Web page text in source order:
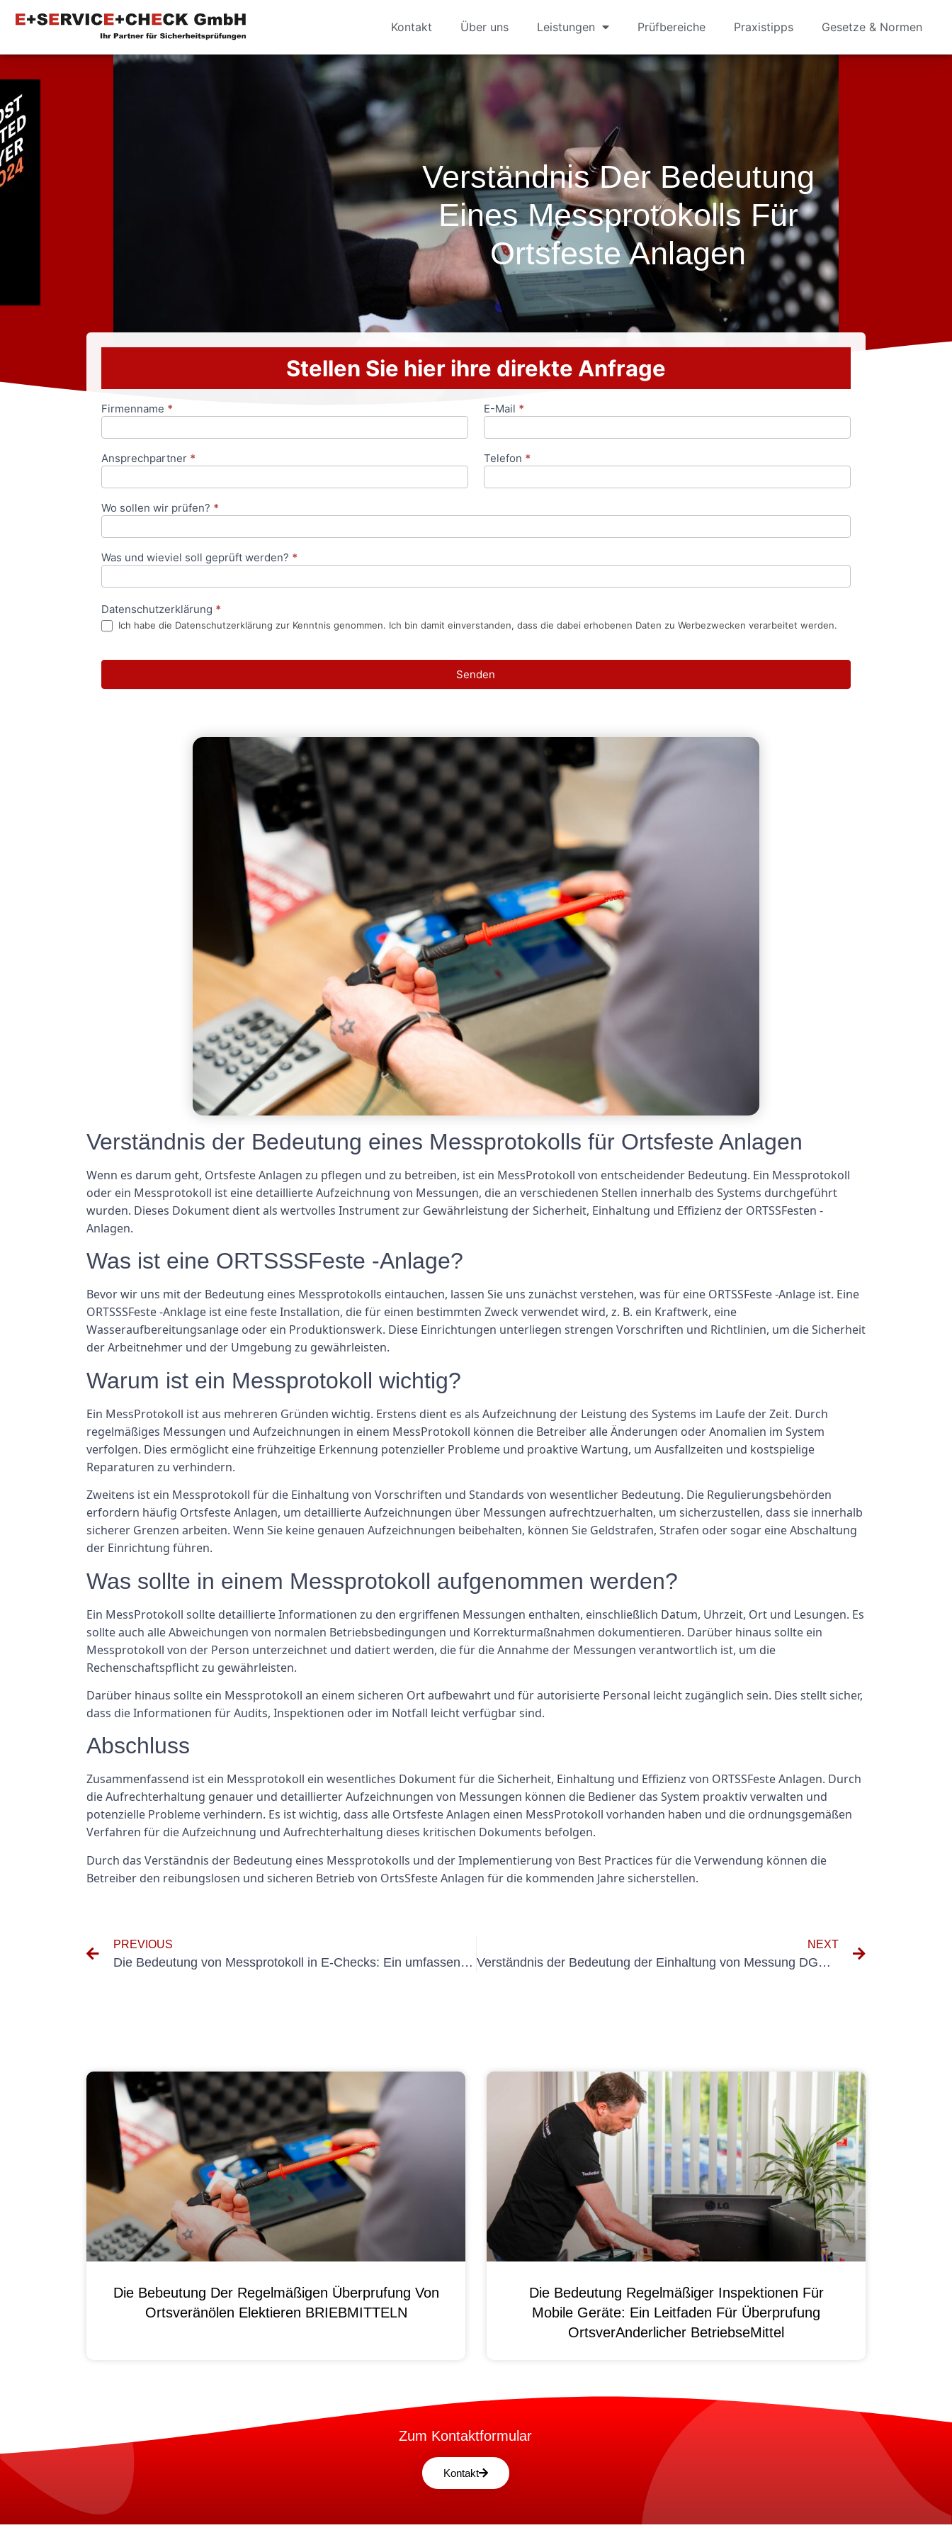
Kontakt Über uns Leistungen Prüfbereiche Praxistipps Gesetze & Normen
Verständnis Der Bedeutung
Eines Messprotokolls Für
Ortsfeste Anlagen
Stellen Sie hier ihre direkte Anfrage
Anfrageformular
Firmenname * E-Mail *
Ansprechpartner * Telefon *
Wo sollen wir prüfen? *
Was und wieviel soll geprüft werden? *
Datenschutzerklärung *
Ich habe die Datenschutzerklärung zur Kenntnis genommen. Ich bin damit einverstanden, dass die dabei erhobenen Daten zu Werbezwecken verarbeitet werden.
Senden
Verständnis der Bedeutung eines Messprotokolls für Ortsfeste Anlagen
Wenn es darum geht, Ortsfeste Anlagen zu pflegen und zu betreiben, ist ein MessProtokoll von entscheidender Bedeutung. Ein Messprotokoll
oder ein Messprotokoll ist eine detaillierte Aufzeichnung von Messungen, die an verschiedenen Stellen innerhalb des Systems durchgeführt
wurden. Dieses Dokument dient als wertvolles Instrument zur Gewährleistung der Sicherheit, Einhaltung und Effizienz der ORTSSFesten -
Anlagen.
Was ist eine ORTSSSFeste -Anlage?
Bevor wir uns mit der Bedeutung eines Messprotokolls eintauchen, lassen Sie uns zunächst verstehen, was für eine ORTSSFeste -Anlage ist. Eine
ORTSSSFeste -Anklage ist eine feste Installation, die für einen bestimmten Zweck verwendet wird, z. B. ein Kraftwerk, eine
Wasseraufbereitungsanlage oder ein Produktionswerk. Diese Einrichtungen unterliegen strengen Vorschriften und Richtlinien, um die Sicherheit
der Arbeitnehmer und der Umgebung zu gewährleisten.
Warum ist ein Messprotokoll wichtig?
Ein MessProtokoll ist aus mehreren Gründen wichtig. Erstens dient es als Aufzeichnung der Leistung des Systems im Laufe der Zeit. Durch
regelmäßiges Messungen und Aufzeichnungen in einem MessProtokoll können die Betreiber alle Änderungen oder Anomalien im System
verfolgen. Dies ermöglicht eine frühzeitige Erkennung potenzieller Probleme und proaktive Wartung, um Ausfallzeiten und kostspielige
Reparaturen zu verhindern.
Zweitens ist ein Messprotokoll für die Einhaltung von Vorschriften und Standards von wesentlicher Bedeutung. Die Regulierungsbehörden
erfordern häufig Ortsfeste Anlagen, um detaillierte Aufzeichnungen über Messungen aufrechtzuerhalten, um sicherzustellen, dass sie innerhalb
sicherer Grenzen arbeiten. Wenn Sie keine genauen Aufzeichnungen beibehalten, können Sie Geldstrafen, Strafen oder sogar eine Abschaltung
der Einrichtung führen.
Was sollte in einem Messprotokoll aufgenommen werden?
Ein MessProtokoll sollte detaillierte Informationen zu den ergriffenen Messungen enthalten, einschließlich Datum, Uhrzeit, Ort und Lesungen. Es
sollte auch alle Abweichungen von normalen Betriebsbedingungen und Korrekturmaßnahmen dokumentieren. Darüber hinaus sollte ein
Messprotokoll von der Person unterzeichnet und datiert werden, die für die Annahme der Messungen verantwortlich ist, um die
Rechenschaftspflicht zu gewährleisten.
Darüber hinaus sollte ein Messprotokoll an einem sicheren Ort aufbewahrt und für autorisierte Personal leicht zugänglich sein. Dies stellt sicher,
dass die Informationen für Audits, Inspektionen oder im Notfall leicht verfügbar sind.
Abschluss
Zusammenfassend ist ein Messprotokoll ein wesentliches Dokument für die Sicherheit, Einhaltung und Effizienz von ORTSSFeste Anlagen. Durch
die Aufrechterhaltung genauer und detaillierter Aufzeichnungen von Messungen können die Bediener das System proaktiv verwalten und
potenzielle Probleme verhindern. Es ist wichtig, dass alle Ortsfeste Anlagen einen MessProtokoll vorhanden haben und die ordnungsgemäßen
Verfahren für die Aufzeichnung und Aufrechterhaltung dieses kritischen Dokuments befolgen.
Durch das Verständnis der Bedeutung eines Messprotokolls und der Implementierung von Best Practices für die Verwendung können die
Betreiber den reibungslosen und sicheren Betrieb von OrtsSfeste Anlagen für die kommenden Jahre sicherstellen.
PREVIOUS
Die Bedeutung von Messprotokoll in E-Checks: Ein umfassender Leitfaden
NEXT
Verständnis der Bedeutung der Einhaltung von Messung DGUV V3 in der Sicherheit am Arbeitsplatz
Die Bebeutung Der Regelmäßigen Überprufung Von
Ortsveränölen Elektieren BRIEBMITTELN
Die Bedeutung Regelmäßiger Inspektionen Für
Mobile Geräte: Ein Leitfaden Für Überprufung
OrtsverAnderlicher BetriebseMittel
Zum Kontaktformular
Kontakt